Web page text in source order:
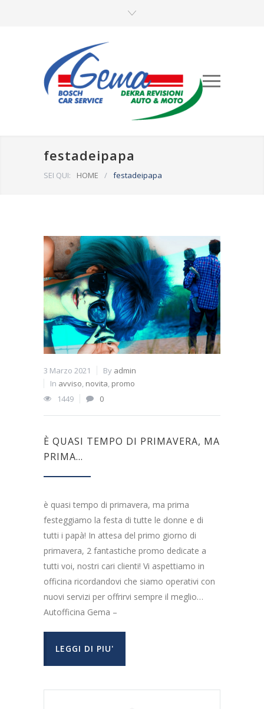
festadeipapa
SEI QUI: HOME / festadeipapa
3 Marzo 2021 By admin
In avviso, novita, promo
1449
0
È QUASI TEMPO DI PRIMAVERA, MA
PRIMA…
è quasi tempo di primavera, ma prima
festeggiamo la festa di tutte le donne e di
tutti i papà! In attesa del primo giorno di
primavera, 2 fantastiche promo dedicate a
tutti voi, nostri cari clienti! Vi aspettiamo in
officina ricordandovi che siamo operativi con
nuovi servizi per offrirvi sempre il meglio…
Autofficina Gema –
LEGGI DI PIU'